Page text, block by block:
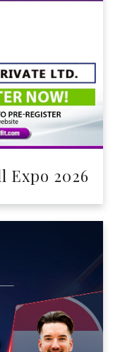
Expo 2026